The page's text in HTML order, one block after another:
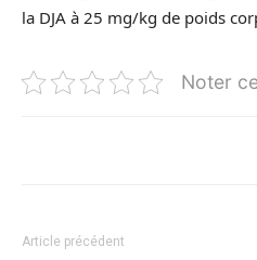
la DJA à 25 mg/kg de poids
Noter
Article précédent